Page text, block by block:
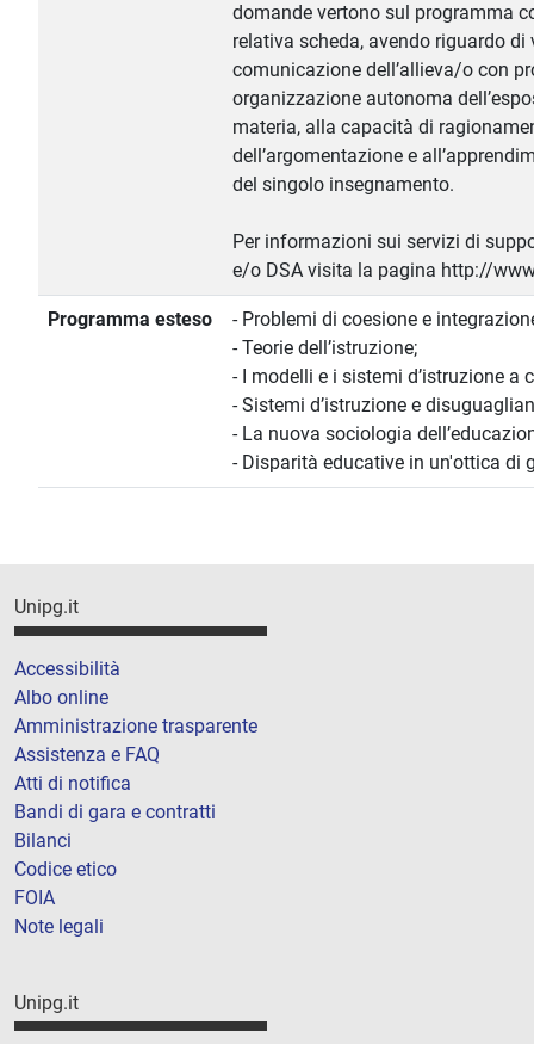
domande vertono sul programma
relativa scheda, avendo riguardo
comunicazione dell’allieva/o con
organizzazione autonoma
materia, alla capacità di
dell’argomentazione e
del singolo insegnamento.
Per informazioni sui servizi di
e/o DSA visita la pagina http://
Programma esteso
- Problemi di coesione e
- Teorie dell’istruzione;
- I modelli e i sistemi d’istruzione a
- Sistemi d’istruzione e
- La nuova sociologia
- Disparità educative in un'ottica di
Unipg.it
Accessibilità
Albo online
Amministrazione trasparente
Assistenza e FAQ
Atti di notifica
Bandi di gara e contratti
Bilanci
Codice etico
FOIA
Note legali
Unipg.it